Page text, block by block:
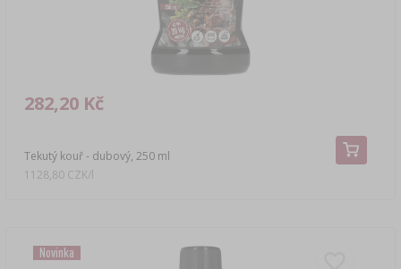
Tekutý kouř - dubový, 250 ml
282,20 Kč
1128,80 CZK/l
Novinka